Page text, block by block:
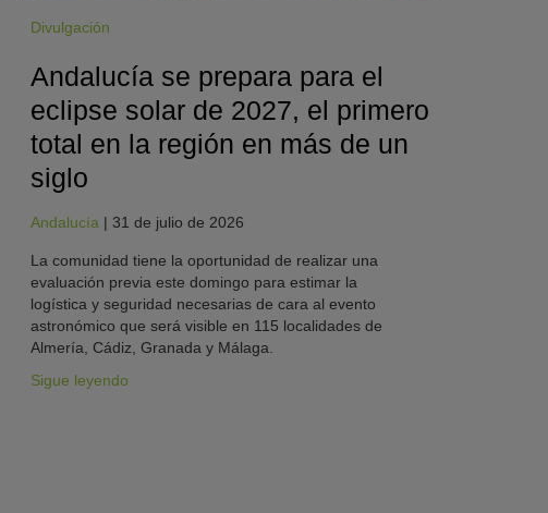
Divulgación
Andalucía se prepara para el
eclipse solar de 2027, el primero
total en la región en más de un
siglo
Andalucía| 31 de julio de 2026
La comunidad tiene la oportunidad de realizar una
evaluación previa este domingo para estimar la
logística y seguridad necesarias de cara al evento
astronómico que será visible en 115 localidades de
Almería, Cádiz, Granada y Málaga.
Sigue leyendo